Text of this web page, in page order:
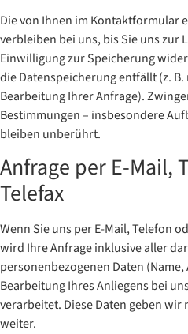
Die von Ihnen im Kontaktformular
verbleiben bei uns, bis Sie uns zur
Einwilligung zur Speicherung
die Datenspeicherung entfällt (z.
Bearbeitung Ihrer Anfrage).
Bestimmungen – insbesondere
bleiben unberührt.
Anfrage per E-Mail,
Telefax
Wenn Sie uns per E-Mail, Telefon
wird Ihre Anfrage inklusive aller
personenbezogenen Daten
Bearbeitung Ihres Anliegens bei
verarbeitet. Diese Daten geben
weiter.